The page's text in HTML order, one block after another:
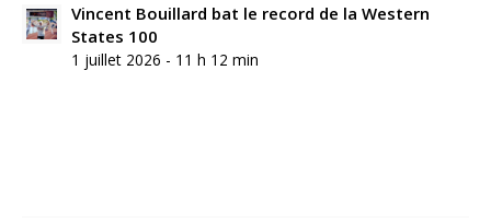
Vincent Bouillard bat le record de la Western
States 100
1 juillet 2026 - 11 h 12 min